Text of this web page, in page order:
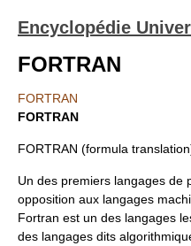
Encyclopédie
FORTRAN
FORTRAN
FORTRAN
FORTRAN (formula
Un des premiers langages de
opposition aux langages
Fortran est un des langages
des langages dits